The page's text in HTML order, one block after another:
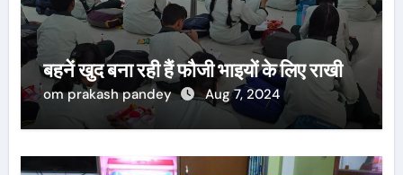
बहनें खुद बना रही हैं फौजी भाइयों के लिए राखी
om prakash pandey Aug 7, 2024